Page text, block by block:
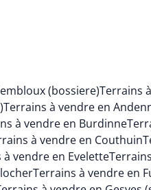
(bossiere)Terrains
Terrains à vendre en
à vendre en Burdinne
à vendre en Couthuin
à vendre en Evelette
Terrains à vendre en